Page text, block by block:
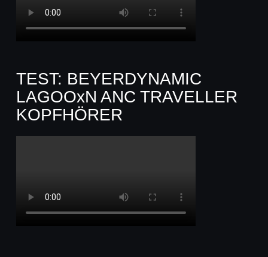
TEST: BEYERDYNAMIC
LAGOOxN ANC TRAVELLER
KOPFHÖRER